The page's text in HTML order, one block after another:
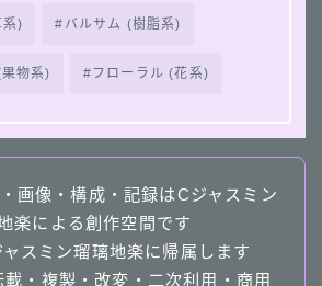
系) バルサム (樹脂系)
物系) フローラル (花系)
画像・構成・記録はCジャスミン
楽による創作空間です
スミン瑠璃地楽に帰属します
・複製・改変・二次利用・商用